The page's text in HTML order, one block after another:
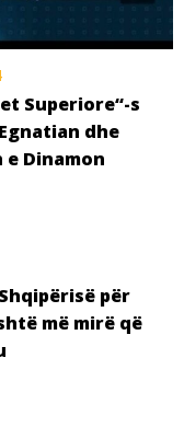
Superiore“-s
dhe
Dinamon
për
më mirë që